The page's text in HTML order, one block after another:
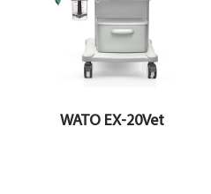
WATO EX-20Vet